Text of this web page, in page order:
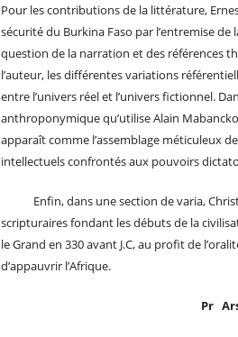
Pour les contributions de la littérature,
sécurité du Burkina Faso par l’entremise
question de la narration et des références
l’auteur, les différentes variations
entre l’univers réel et l’univers fictionnel.
anthroponymique qu’utilise Alain
apparaît comme l’assemblage méticuleux
intellectuels confrontés aux pouvoirs
Enfin, dans une section de varia,
scripturaires fondant les débuts de la
le Grand en 330 avant J.C, au profit de
d’appauvrir l’Afrique.
Pr